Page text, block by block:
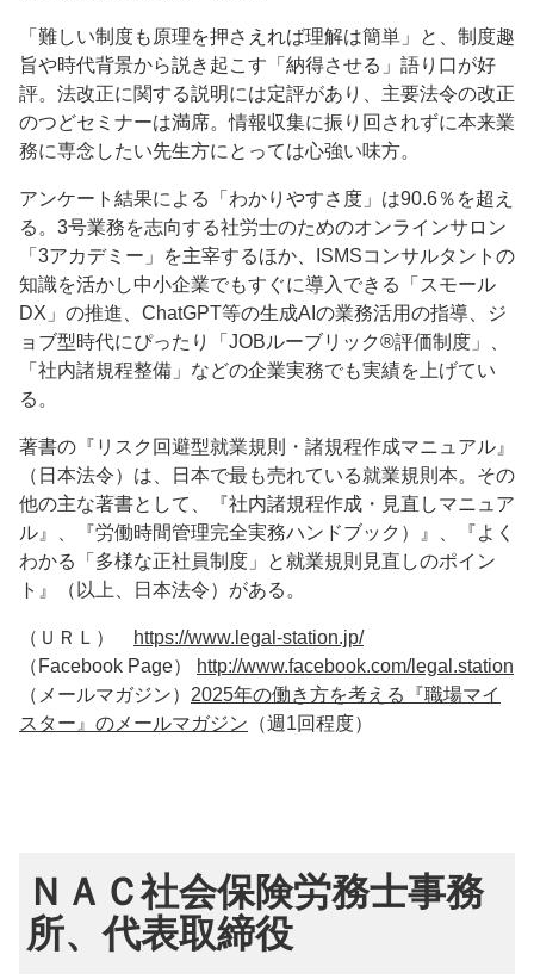
「難しい制度も原理を押さえれば理解は簡単」と、制度趣
旨や時代背景から説き起こす「納得させる」語り口が好
評。法改正に関する説明には定評があり、主要法令の改正
のつどセミナーは満席。情報収集に振り回されずに本来業
務に専念したい先生方にとっては心強い味方。
アンケート結果による「わかりやすさ度」は90.6％を超え
る。3号業務を志向する社労士のためのオンラインサロン
「3アカデミー」を主宰するほか、ISMSコンサルタントの
知識を活かし中小企業でもすぐに導入できる「スモール
DX」の推進、ChatGPT等の生成AIの業務活用の指導、ジ
ョブ型時代にぴったり「JOBルーブリック®評価制度」、
「社内諸規程整備」などの企業実務でも実績を上げてい
る。
著書の『リスク回避型就業規則・諸規程作成マニュアル』
（日本法令）は、日本で最も売れている就業規則本。その
他の主な著書として、『社内諸規程作成・見直しマニュア
ル』、『労働時間管理完全実務ハンドブック）』、『よく
わかる「多様な正社員制度」と就業規則見直しのポイン
ト』（以上、日本法令）がある。
（ＵＲＬ）
https://www.legal-station.jp/
（Facebook Page）
http://www.facebook.com/legal.station
（メールマガジン） 2025年の働き方を考える『職場マイ
スター』のメールマガジン （週1回程度）
ＮＡＣ社会保険労務士事務
所、代表取締役